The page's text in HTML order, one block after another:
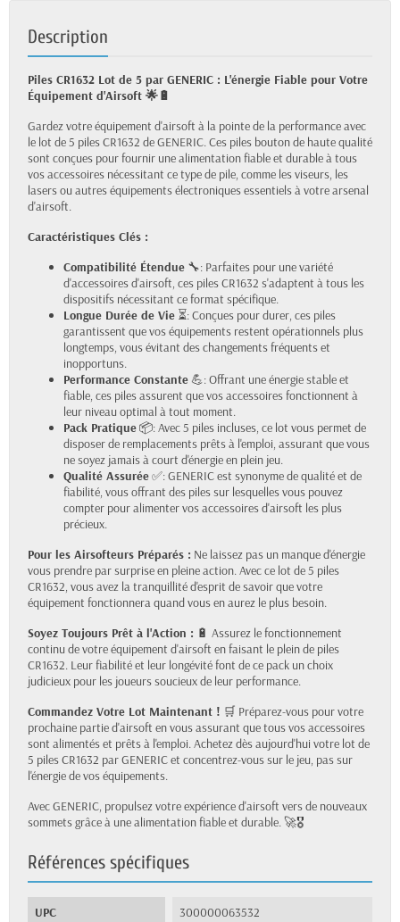
Description
Piles CR1632 Lot de 5 par GENERIC : L'énergie Fiable pour Votre
Équipement d'Airsoft 🌟🔋
Gardez votre équipement d'airsoft à la pointe de la performance avec
le lot de 5 piles CR1632 de GENERIC. Ces piles bouton de haute qualité
sont conçues pour fournir une alimentation fiable et durable à tous
vos accessoires nécessitant ce type de pile, comme les viseurs, les
lasers ou autres équipements électroniques essentiels à votre arsenal
d'airsoft.
Caractéristiques Clés :
Compatibilité Étendue 🔧: Parfaites pour une variété
d'accessoires d'airsoft, ces piles CR1632 s'adaptent à tous les
dispositifs nécessitant ce format spécifique.
Longue Durée de Vie ⏳: Conçues pour durer, ces piles
garantissent que vos équipements restent opérationnels plus
longtemps, vous évitant des changements fréquents et
inopportuns.
Performance Constante 💪: Offrant une énergie stable et
fiable, ces piles assurent que vos accessoires fonctionnent à
leur niveau optimal à tout moment.
Pack Pratique📦: Avec 5 piles incluses, ce lot vous permet de
disposer de remplacements prêts à l'emploi, assurant que vous
ne soyez jamais à court d'énergie en plein jeu.
Qualité Assurée✅: GENERIC est synonyme de qualité et de
fiabilité, vous offrant des piles sur lesquelles vous pouvez
compter pour alimenter vos accessoires d'airsoft les plus
précieux.
Pour les Airsofteurs Préparés : Ne laissez pas un manque d'énergie
vous prendre par surprise en pleine action. Avec ce lot de 5 piles
CR1632, vous avez la tranquillité d'esprit de savoir que votre
équipement fonctionnera quand vous en aurez le plus besoin.
Soyez Toujours Prêt à l'Action : 🔋 Assurez le fonctionnement
continu de votre équipement d'airsoft en faisant le plein de piles
CR1632. Leur fiabilité et leur longévité font de ce pack un choix
judicieux pour les joueurs soucieux de leur performance.
Commandez Votre Lot Maintenant ! 🛒 Préparez-vous pour votre
prochaine partie d'airsoft en vous assurant que tous vos accessoires
sont alimentés et prêts à l'emploi. Achetez dès aujourd'hui votre lot de
5 piles CR1632 par GENERIC et concentrez-vous sur le jeu, pas sur
l'énergie de vos équipements.
Avec GENERIC, propulsez votre expérience d'airsoft vers de nouveaux
sommets grâce à une alimentation fiable et durable. 🚀🎖
Références spécifiques
UPC 300000063532